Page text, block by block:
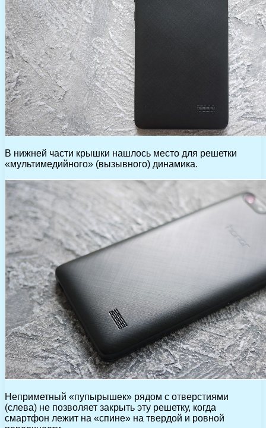
В нижней части крышки нашлось место для решетки
«мультимедийного» (вызывного) динамика.
Неприметный «пупырышек» рядом с отверстиями
(слева) не позволяет закрыть эту решетку, когда
смартфон лежит на «спине» на твердой и ровной